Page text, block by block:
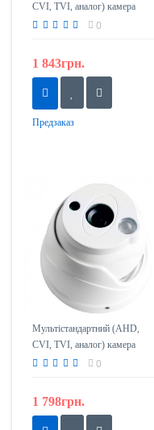
CVI, TVI, аналог) камера
LuxCam MHD-LBA-A720 / 3,6
0
1 843грн.
Предзаказ
Мультістандартний (AHD,
CVI, TVI, аналог) камера
LuxCam MHD-LDA-A720 / 3,6
0
1 798грн.